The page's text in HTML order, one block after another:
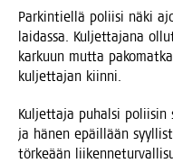
Par­kin­tiel­lä polii­si näki
lai­das­sa. Kul­jet­ta­ja­na
kar­kuun mut­ta
kul­jet­ta­jan kiinni.
Kul­jet­ta­ja puhal­si polii­sin
ja hänen epäil­lään
tör­ke­ään